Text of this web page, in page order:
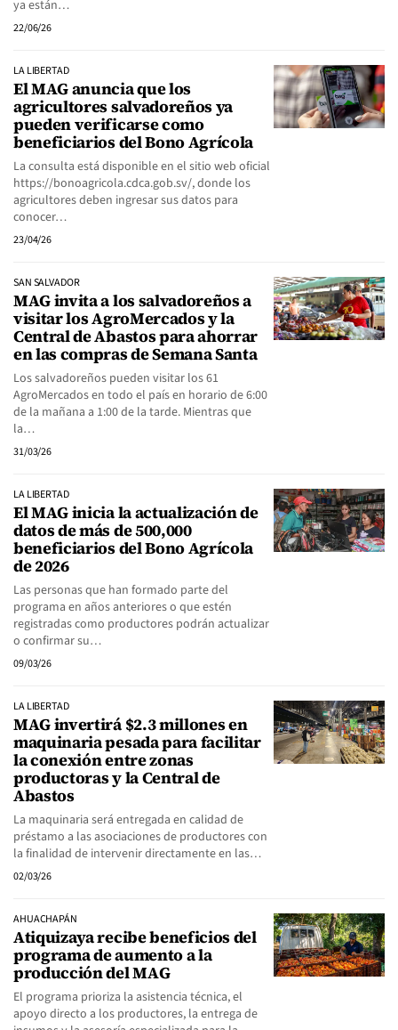
ya están…
22/06/26
LA LIBERTAD
El MAG anuncia que los
agricultores salvadoreños ya
pueden verificarse como
beneficiarios del Bono Agrícola
La consulta está disponible en el sitio web oficial
https://bonoagricola.cdca.gob.sv/, donde los
agricultores deben ingresar sus datos para
conocer…
23/04/26
SAN SALVADOR
MAG invita a los salvadoreños a
visitar los AgroMercados y la
Central de Abastos para ahorrar
en las compras de Semana Santa
Los salvadoreños pueden visitar los 61
AgroMercados en todo el país en horario de 6:00
de la mañana a 1:00 de la tarde. Mientras que
la…
31/03/26
LA LIBERTAD
El MAG inicia la actualización de
datos de más de 500,000
beneficiarios del Bono Agrícola
de 2026
Las personas que han formado parte del
programa en años anteriores o que estén
registradas como productores podrán actualizar
o confirmar su…
09/03/26
LA LIBERTAD
MAG invertirá $2.3 millones en
maquinaria pesada para facilitar
la conexión entre zonas
productoras y la Central de
Abastos
La maquinaria será entregada en calidad de
préstamo a las asociaciones de productores con
la finalidad de intervenir directamente en las…
02/03/26
AHUACHAPÁN
Atiquizaya recibe beneficios del
programa de aumento a la
producción del MAG
El programa prioriza la asistencia técnica, el
apoyo directo a los productores, la entrega de